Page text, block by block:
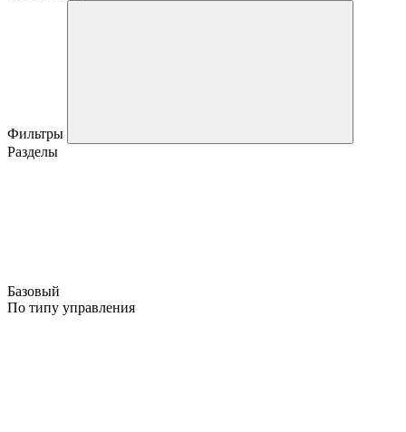
Фильтры
Разделы
Базовый
По типу управления